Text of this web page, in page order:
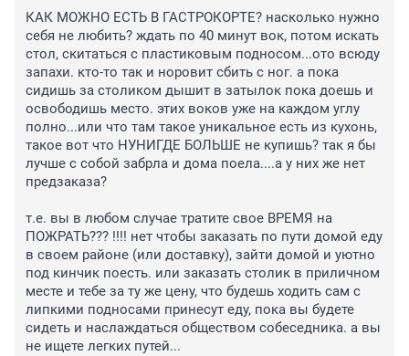
КАК МОЖНО ЕСТЬ В ГАСТРОКОРТЕ? насколько нужно
себя не любить? ждать по 40 минут вок, потом искать
стол, скитаться с пластиковым подносом...ото всюду
запахи. кто-то так и норовит сбить с ног. а пока
сидишь за столиком дышит в затылок пока доешь и
освободишь место. этих воков уже на каждом углу
полно...или что там такое уникальное есть из кухонь,
такое вот что НУНИГДЕ БОЛЬШЕ не купишь? так я бы
лучше с собой забрла и дома поела....а у них же нет
предзаказа?
т.е. вы в любом случае тратите свое ВРЕМЯ на
ПОЖРАТЬ??? !!!! нет чтобы заказать по пути домой еду
в своем районе (или доставку), зайти домой и уютно
под кинчик поесть. или заказать столик в приличном
месте и тебе за ту же цену, что будешь ходить сам с
липкими подносами принесут еду, пока вы будете
сидеть и наслаждаться обществом собеседника. а вы
не ищете легких путей...